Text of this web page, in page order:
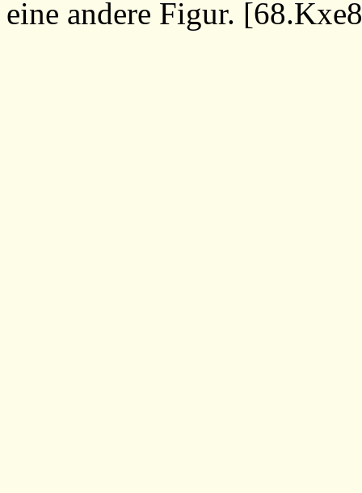
eine andere Figur. [68.Kxe8